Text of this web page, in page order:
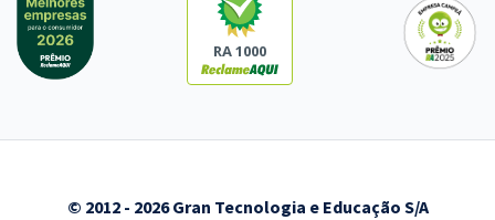
RA 1000
© 2012 - 2026 Gran Tecnologia e Educação S/A